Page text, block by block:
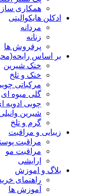
همکاری
ادکلن هایکوالیتی
مردانه
زنانه
پرفروش ها
بر اساس
خنک شیرین
خنک و تلخ
مرکباتی
گلی میوه ای
چوبی ادویه
شیرین
گرم و تلخ
زیبایی و مراقبت
مراقبت
مراقبت مو
ارایشی
بلاگ و اموزش
راهنمای
آموزش ها